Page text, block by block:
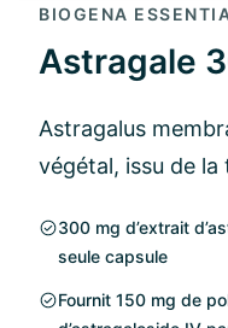
BIOGENA
Astragale
Astragalus
végétal, issu de
300 mg d’extrait
seule capsule
Fournit 150 mg de